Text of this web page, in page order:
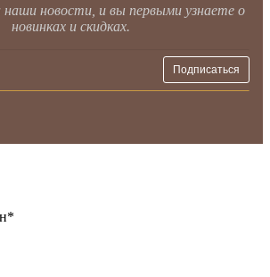
новости, и вы первыми узнаете о
новинках и скидках.
*